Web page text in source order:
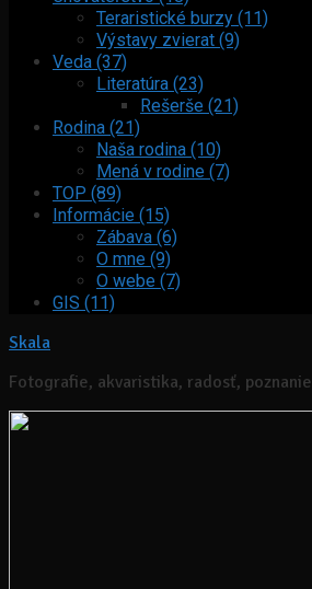
Teraristické burzy (11)
Výstavy zvierat (9)
Veda (37)
Literatúra (23)
Rešerše (21)
Rodina (21)
Naša rodina (10)
Mená v rodine (7)
TOP (89)
Informácie (15)
Zábava (6)
O mne (9)
O webe (7)
GIS (11)
Skala
Fotografie, akvaristika, radosť, poznanie